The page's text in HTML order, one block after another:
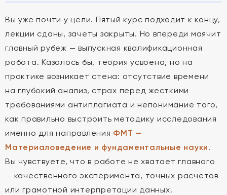
Вы уже почти у цели. Пятый курс подходит к концу,
лекции сданы, зачеты закрыты. Но впереди маячит
главный рубеж — выпускная квалификационная
работа. Казалось бы, теория усвоена, но на
практике возникает стена: отсутствие времени
на глубокий анализ, страх перед жесткими
требованиями антиплагиата и непонимание того,
как правильно выстроить методику исследования
именно для направления ФМТ —
Материаловедение и фундаментальные науки.
Вы чувствуете, что в работе не хватает главного
— качественного эксперимента, точных расчетов
или грамотной интерпретации данных.